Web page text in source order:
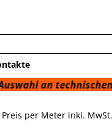
Stoffen!
per Meter inkl. MwSt.